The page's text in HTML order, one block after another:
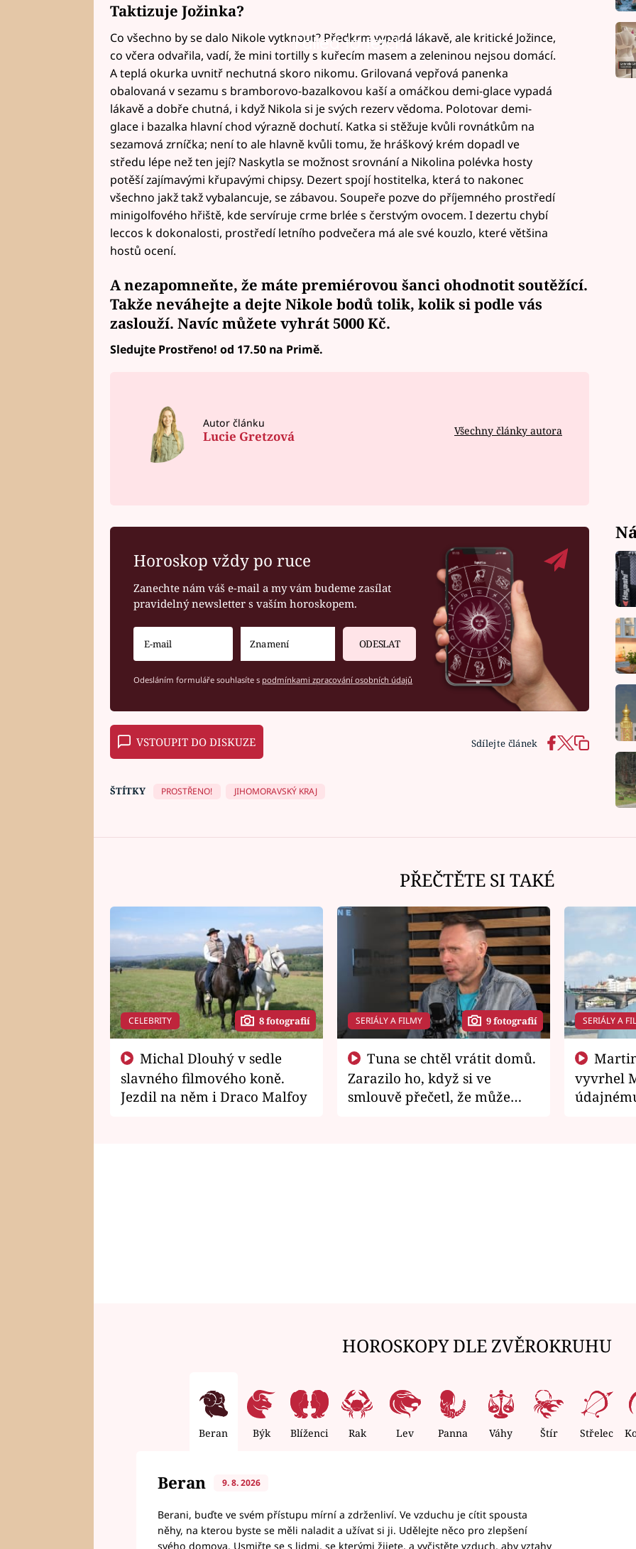
Taktizuje Jožinka?
Failed to fetch
Co všechno by se dalo Nikole vytknout? Předkrm vypadá lákavě, ale kritické Jožince,
co včera odvařila, vadí, že mini tortilly s kuřecím masem a zeleninou nejsou domácí.
A teplá okurka uvnitř nechutná skoro nikomu. Grilovaná vepřová panenka
obalovaná v sezamu s bramborovo-bazalkovou kaší a omáčkou demi-glace vypadá
lákavě a dobře chutná, i když Nikola si je svých rezerv vědoma. Polotovar demi-
glace i bazalka hlavní chod výrazně dochutí. Katka si stěžuje kvůli rovnátkům na
sezamová zrníčka; není to ale hlavně kvůli tomu, že hráškový krém dopadl ve
středu lépe než ten její? Naskytla se možnost srovnání a Nikolina polévka hosty
potěší zajímavými křupavými chipsy. Dezert spojí hostitelka, která to nakonec
všechno jakž takž vybalancuje, se zábavou. Soupeře pozve do příjemného prostředí
minigolfového hřiště, kde servíruje crme brlée s čerstvým ovocem. I dezertu chybí
leccos k dokonalosti, prostředí letního podvečera má ale své kouzlo, které většina
hostů ocení.
A nezapomneňte, že máte premiérovou šanci ohodnotit soutěžící.
Takže neváhejte adejte Nikole bodů tolik, kolik si podle vás
zaslouží. Navíc můžete vyhrát5000 Kč.
Sledujte Prostřeno! od 17.50 na Primě.
Autor článku
Lucie Gretzová Všechny články autora
Horoskop vždy po ruce
Zanechte nám váš e-mail a my vám budeme zasílat
pravidelný newsletter s vaším horoskopem.
ODESLAT
Odesláním formuláře souhlasíte s podmínkami zpracování osobních údajů
VSTOUPIT DO DISKUZE Sdílejte článek
ŠTÍTKY PROSTŘENO! JIHOMORAVSKÝ KRAJ
PŘEČTĚTE SI TAKÉ
CELEBRITY 8 fotografií
slavného filmového koně.
Jezdil na něm i Draco Malfoy
SERIÁLY A FILMY 9 fotografií
Zarazilo ho, když si ve
smlouvě přečetl, že může
SERIÁLY A
vyvrhel
HOROSKOPY DLE ZVĚROKRUHU
Beran Býk Blíženci Rak Lev Panna Váhy Štír Střelec
Beran 9. 8. 2026
Berani, buďte ve svém přístupu mírní a zdrženliví. Ve vzduchu je cítit spousta
něhy, na kterou byste se měli naladit a užívat si ji. Udělejte něco pro zlepšení
svého domova. Usmiřte se s lidmi, se kterými žijete, a vyčistěte vzduch, aby vztahy